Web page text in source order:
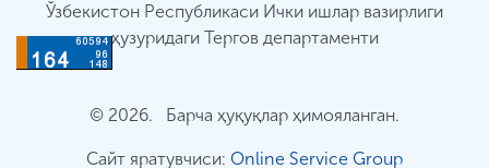
Ўзбекистон Республикаси Ички ишлар вазирлиги
ҳузуридаги Тергов департаменти
© 2026. Барча ҳуқуқлар ҳимояланган.
Сайт яратувчиси: Online Service Group